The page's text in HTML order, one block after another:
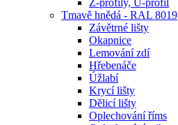
Z-profily, U-profil
Tmavě hnědá - RAL 8019
Závětrné lišty
Okapnice
Lemování zdí
Hřebenáče
Úžlabí
Krycí lišty
Dělicí lišty
Oplechování říms